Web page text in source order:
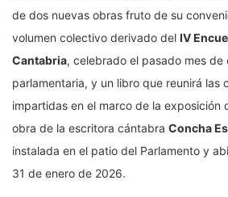
de dos nuevas obras fruto de su
volumen colectivo derivado del IV
Cantabria, celebrado el pasado mes
parlamentaria, y un libro que reunirá las
impartidas en el marco de la exposición
obra de la escritora cántabra Concha
instalada en el patio del Parlamento y
31 de enero de 2026.